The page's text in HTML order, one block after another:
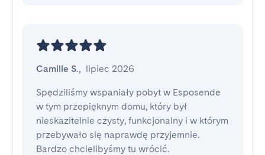
Camille S., lipiec 2026
Spędziliśmy wspaniały pobyt w Esposende
w tym przepięknym domu, który był
nieskazitelnie czysty, funkcjonalny i w którym
przebywało się naprawdę przyjemnie.
Bardzo chcielibyśmy tu wrócić.